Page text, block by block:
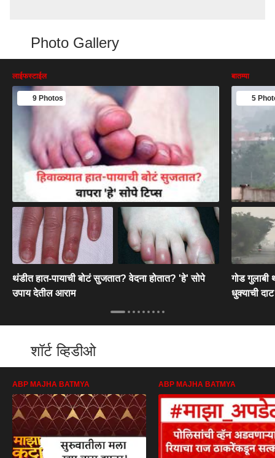
Photo Gallery
लाईफस्टाईल
9 Photos
थंडीत हात-पायाची बोटं सुजतात? वेदना होतात? 'हे' सोपे
उपाय देतील आराम
बातम्या
5
गोड गुलाबी
धुक्याची
शॉर्ट व्हिडीओ
ABP MAJHA BATMYA ABP MAJHA BATMYA